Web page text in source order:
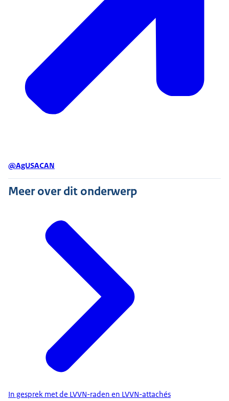
@AgUSACAN
Meer over dit onderwerp
In gesprek met de LVVN-raden en LVVN-attachés